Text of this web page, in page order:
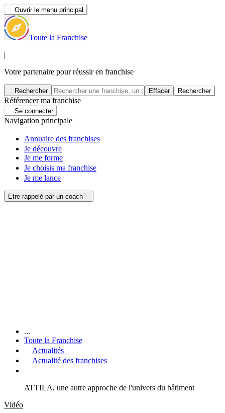
Ouvrir le menu principal
Toute la Franchise
|
Votre partenaire pour réussir en franchise
Rechercher Effacer Rechercher
Référencer ma franchise
Se connecter
Navigation principale
Annuaire des franchises
Je découvre
Je me forme
Je choisis ma franchise
Je me lance
Etre rappelé par un coach
...
Toute la Franchise
Actualités
Actualité des franchises
ATTILA, une autre approche de l'univers du bâtiment
Vidéo